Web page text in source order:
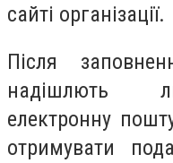
сайті організації.
Після
надішлють
електронну
отримувати